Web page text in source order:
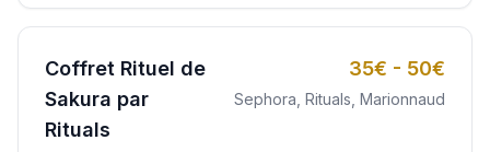
Coffret Rituel de
Sakura par
Rituals
35€ - 50€
Sephora, Rituals, Marionnaud